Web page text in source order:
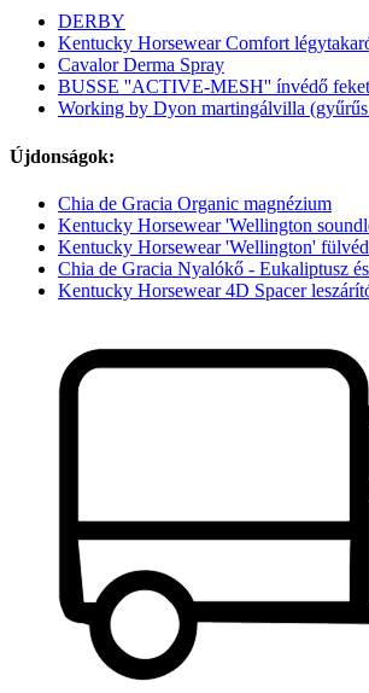
DERBY
Kentucky Horsewear Comfort
Cavalor Derma Spray
BUSSE ''ACTIVE-MESH'' ínvédő
Working by Dyon martingálvilla
Újdonságok:
Chia de Gracia Organic magnézium
Kentucky Horsewear 'Wellington
Kentucky Horsewear 'Wellington'
Chia de Gracia Nyalókő - Eukaliptusz
Kentucky Horsewear 4D Spacer